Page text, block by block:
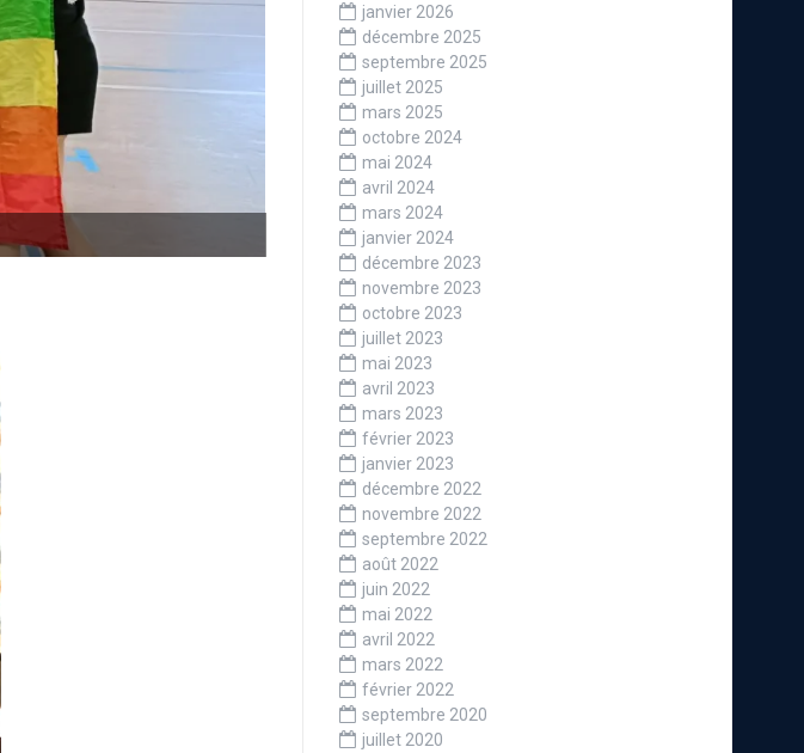
Médaille d’argent TIP 2023
janvier 2026
décembre 2025
septembre 2025
juillet 2025
mars 2025
octobre 2024
mai 2024
avril 2024
mars 2024
janvier 2024
décembre 2023
novembre 2023
octobre 2023
juillet 2023
mai 2023
avril 2023
mars 2023
février 2023
janvier 2023
décembre 2022
novembre 2022
septembre 2022
août 2022
juin 2022
mai 2022
avril 2022
mars 2022
février 2022
septembre 2020
juillet 2020